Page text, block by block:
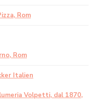
Rom
Rom
Italien
Volpetti, dal 1870,